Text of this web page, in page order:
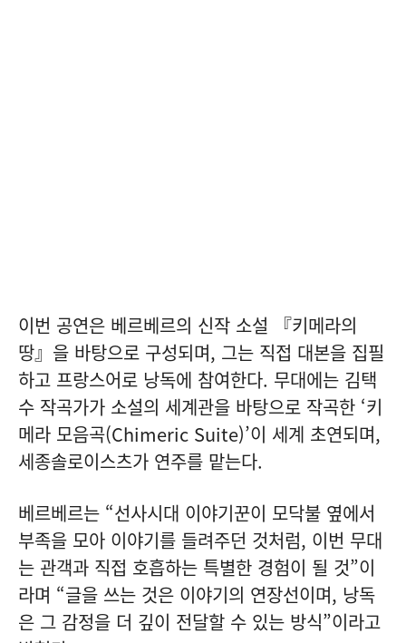
이번 공연은 베르베르의 신작 소설 『키메라의
땅』을 바탕으로 구성되며, 그는 직접 대본을 집필
하고 프랑스어로 낭독에 참여한다. 무대에는 김택
수 작곡가가 소설의 세계관을 바탕으로 작곡한 ‘키
메라 모음곡(Chimeric Suite)’이 세계 초연되며,
세종솔로이스츠가 연주를 맡는다.
베르베르는 “선사시대 이야기꾼이 모닥불 옆에서
부족을 모아 이야기를 들려주던 것처럼, 이번 무대
는 관객과 직접 호흡하는 특별한 경험이 될 것”이
라며 “글을 쓰는 것은 이야기의 연장선이며, 낭독
은 그 감정을 더 깊이 전달할 수 있는 방식”이라고